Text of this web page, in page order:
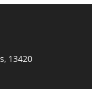
13420